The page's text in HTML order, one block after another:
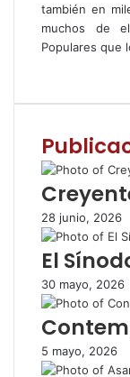
también en
muchos de
Populares que
c
b
o
o
k
i
t
e
r
a
s
A
p
p
m
a
i
p
o
c
o
r
r
e
p
i
r
28 junio, 2026
El
30 mayo, 2026
5 mayo, 2026